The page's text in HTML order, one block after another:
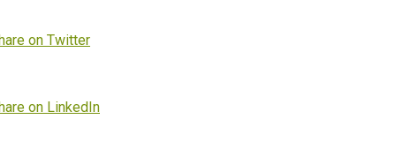
on Twitter
on LinkedIn